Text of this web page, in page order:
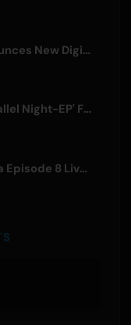
ShowMinorSavage Announces New Digital Single 'Gradation'
BILLY BOO Releases 'Parallel Night-EP' Featuring TV Drama Theme Song
BanG Dream! Yume∞Mita Episode 8 Live Clip Released